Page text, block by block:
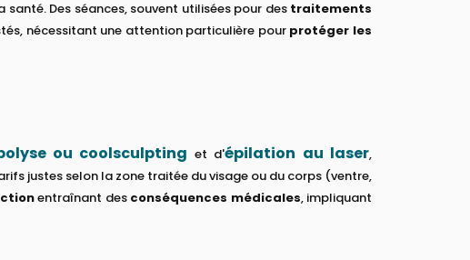
Des séances, souvent utilisées pour des traitements
nécessitant une attention particulière pour protéger les
ou coolsculpting et d'épilation au laser,
justes selon la zone traitée du visage ou du corps (ventre,
entraînant des conséquences médicales, impliquant